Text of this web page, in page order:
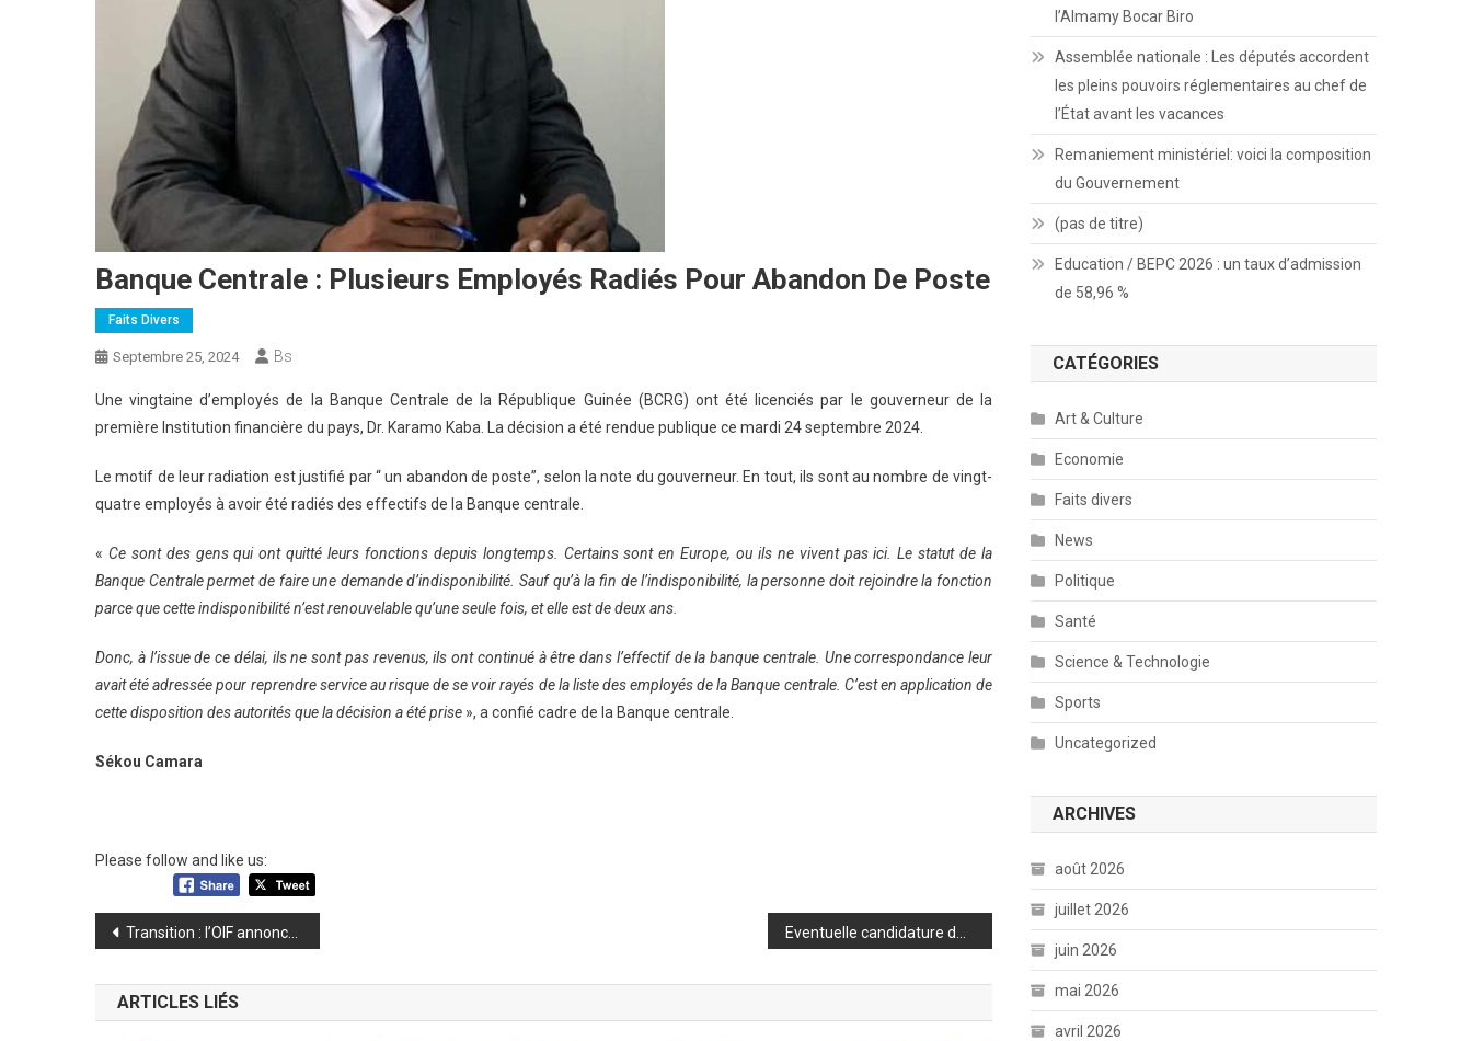
Banque Centrale : Plusieurs Employés Radiés Pour Abandon De Poste
Faits Divers
Septembre 25, 2024 Bs
Une vingtaine d’employés de la Banque Centrale de la République Guinée (BCRG) ont été licenciés par le gouverneur de la
première Institution financière du pays, Dr. Karamo Kaba. La décision a été rendue publique ce mardi 24 septembre 2024.
Le motif de leur radiation est justifié par “ un abandon de poste”, selon la note du gouverneur. En tout, ils sont au nombre de vingt-
quatre employés à avoir été radiés des effectifs de la Banque centrale.
« Ce sont des gens qui ont quitté leurs fonctions depuis longtemps. Certains sont en Europe, ou ils ne vivent pas ici. Le statut de la
Banque Centrale permet de faire une demande d’indisponibilité. Sauf qu’à la fin de l’indisponibilité, la personne doit rejoindre la fonction
parce que cette indisponibilité n’est renouvelable qu’une seule fois, et elle est de deux ans.
Donc, à l’issue de ce délai, ils ne sont pas revenus, ils ont continué à être dans l’effectif de la banque centrale. Une correspondance leur
avait été adressée pour reprendre service au risque de se voir rayés de la liste des employés de la Banque centrale. C’est en application de
cette disposition des autorités que la décision a été prise », a confié cadre de la Banque centrale.
Sékou Camara
Please follow and like us:
Navigation
de
l’article
Transition : l’OIF annonce la levée totale de la suspension de la Guinée
ARTICLES LIÉS
l’Almamy Bocar Biro
Assemblée nationale : Les députés accordent
les pleins pouvoirs réglementaires au chef de
l’État avant les vacances
Remaniement ministériel: voici la composition
du Gouvernement
(pas de titre)
Education / BEPC 2026 : un taux d’admission
de 58,96 %
CATÉGORIES
Art & Culture
Economie
Faits divers
News
Politique
Santé
Science & Technologie
Sports
Uncategorized
ARCHIVES
août 2026
juillet 2026
juin 2026
mai 2026
avril 2026